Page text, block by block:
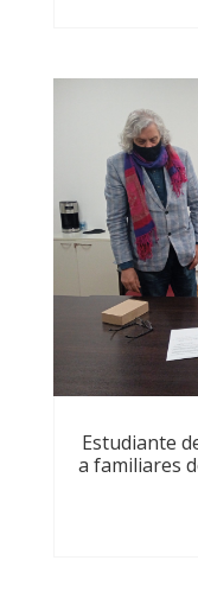
Estudiante
a familiares